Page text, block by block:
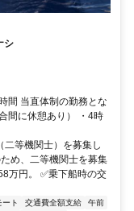
シ
間 当直体制の勤務とな
間に休憩あり） ・4時
等機関士）を募集し
め、二等機関士を募集
万円。 ✅乗下船時の交
ート 交通費全額支給
午前